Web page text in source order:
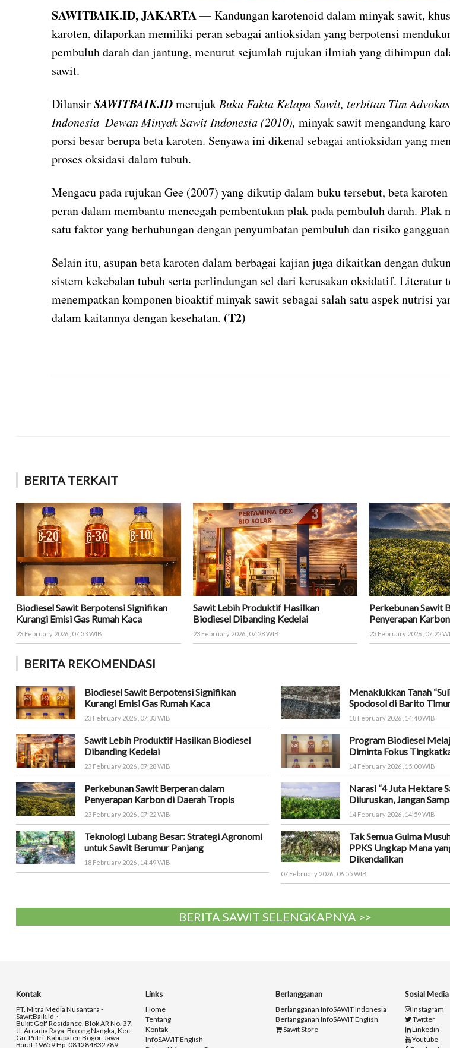
SAWITBAIK.ID, JAKARTA —Kandungan karotenoid dalam minyak sawit,
karoten, dilaporkan memiliki peran sebagai antioksidan yang berpotensi
pembuluh darah dan jantung, menurut sejumlah rujukan ilmiah yang dihimpun
sawit.
DilansirSAWITBAIK.IDmerujukBuku Fakta Kelapa Sawit, terbitan Tim
Indonesia–Dewan Minyak Sawit Indonesia (2010), minyak sawit mengandung
porsi besar berupa beta karoten. Senyawa ini dikenal sebagai antioksidan yang
proses oksidasi dalam tubuh.
Mengacu pada rujukan Gee (2007) yang dikutip dalam buku tersebut, beta
peran dalam membantu mencegah pembentukan plak pada pembuluh darah. Plak
satu faktor yang berhubungan dengan penyumbatan pembuluh dan risiko
Selain itu, asupan beta karoten dalam berbagai kajian juga dikaitkan dengan
sistem kekebalan tubuh serta perlindungan sel dari kerusakan oksidatif. Literatur
menempatkan komponen bioaktif minyak sawit sebagai salah satu aspek nutrisi
dalam kaitannya dengan kesehatan. (T2)
BERITA TERKAIT
Biodiesel Sawit Berpotensi Signifikan
Kurangi Emisi Gas Rumah Kaca
23 February 2026 , 07:33 WIB
Sawit Lebih Produktif Hasilkan
Biodiesel Dibanding Kedelai
23 February 2026 , 07:28 WIB
Perkebunan Sawit
Penyerapan
23 February 2026 , 07:22
BERITA REKOMENDASI
Biodiesel Sawit Berpotensi Signifikan
Kurangi Emisi Gas Rumah Kaca
23 February 2026 , 07:33 WIB
Sawit Lebih Produktif Hasilkan Biodiesel
Dibanding Kedelai
23 February 2026 , 07:28 WIB
Perkebunan Sawit Berperan dalam
Penyerapan Karbon di Daerah Tropis
23 February 2026 , 07:22 WIB
Teknologi Lubang Besar: Strategi Agronomi
untuk Sawit Berumur Panjang
18 February 2026 , 14:49 WIB
Menaklukkan Tanah
Spodosol di Barito
18 February 2026 , 14:40 WIB
Program Biodiesel
Diminta Fokus
14 February 2026 , 15:00 WIB
Narasi “4 Juta Hektare
Diluruskan, Jangan
14 February 2026 , 14:59 WIB
Tak Semua Gulma
PPKS Ungkap Mana
Dikendalikan
07 February 2026 , 06:55 WIB
BERITA SAWIT SELENGKAPNYA >>
Kontak
PT. Mitra Media Nusantara -
SawitBaik.id
Bukit Golf Residance, Blok AR No. 37,
Jl. Arcadia Raya, Bojong Nangka, Kec.
Gn. Putri, Kabupaten Bogor, Jawa
Barat 19659 Hp. 081284832789
Links
Home
Tentang
Kontak
InfoSAWIT English
Berlangganan
Berlangganan InfoSAWIT Indonesia
Berlangganan InfoSAWIT English
Sawit Store
Sosial Media
Instagram
Twitter
Linkedin
Youtube